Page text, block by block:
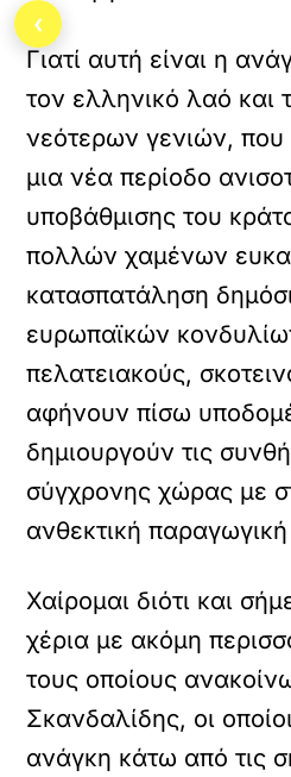
Γιατί αυτή είναι η
τον ελληνικό λαό και
νεότερων γενιών,
μια νέα περίοδο
υποβάθμισης του
πολλών χαμένων
κατασπατάληση
ευρωπαϊκών
πελατειακούς,
αφήνουν πίσω
δημιουργούν τις
σύγχρονης χώρας με
ανθεκτική
Χαίρομαι διότι και
χέρια με ακόμη
τους οποίους
Σκανδαλίδης, οι
ανάγκη κάτω από τις
‹